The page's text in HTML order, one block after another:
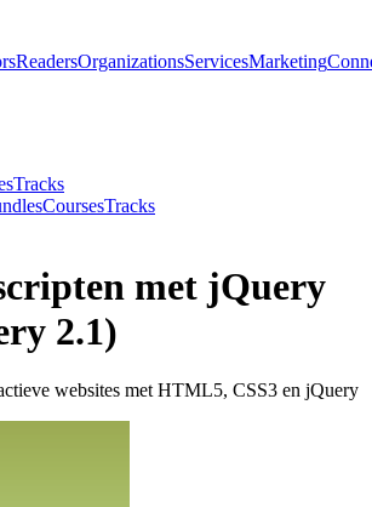
ReadersOrganizationsServicesMarketing
Tracks
CoursesTracks
met jQuery
2.1)
websites met HTML5, CSS3 en jQuery